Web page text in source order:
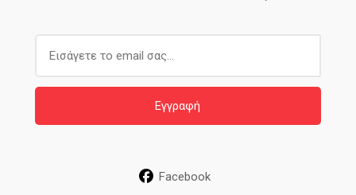
a
l
Εγγραφή
Facebook